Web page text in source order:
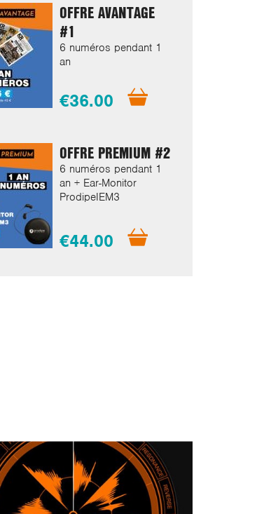
OFFRE AVANTAGE
#1
6 numéros pendant 1
an
€36.00
OFFRE PREMIUM #2
6 numéros pendant 1
an + Ear-Monitor
ProdipeIEM3
€44.00